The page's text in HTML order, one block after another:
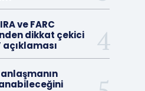
ve FARC
dikkat çekici
açıklaması